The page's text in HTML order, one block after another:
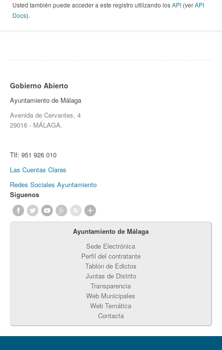
Usted también puede acceder a este registro utilizando losAPI (verAPI
Docs).
Gobierno Abierto
Ayuntamiento de Málaga
Avenida de Cervantes, 4
29016 - MÁLAGA.
Tlf: 951 926 010
Las Cuentas Claras
Redes Sociales Ayuntamiento
Síguenos
Ayuntamiento de Málaga
Sede Electrónica
Perfil del contratante
Tablón de Edictos
Juntas de Distrito
Transparencia
Web Municipales
Web Temática
Contacta